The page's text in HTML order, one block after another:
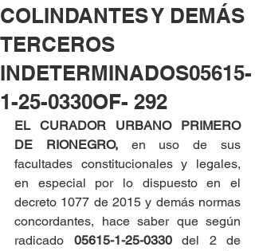
COLINDANTES Y DEMÁS
TERCEROS
INDETERMINADOS05615-
1-25-0330OF- 292
EL CURADOR URBANO PRIMERO
DE RIONEGRO, en uso de sus
facultades constitucionales y legales,
en especial por lo dispuesto en el
decreto 1077 de 2015 y demás normas
concordantes, hace saber que según
radicado 05615-1-25-0330 del 2 de